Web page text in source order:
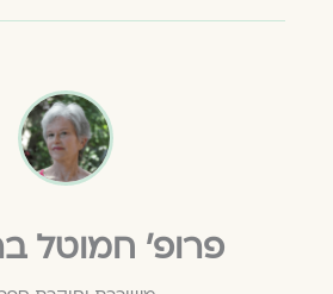
פרופ׳ חמוטל